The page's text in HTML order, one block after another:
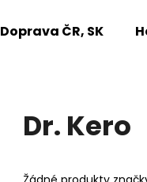
Doprava ČR, SK
Dr. Kero